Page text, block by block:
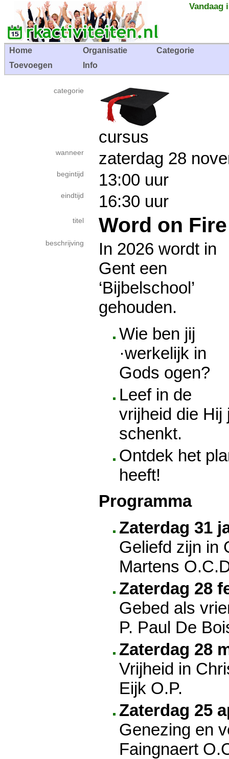
Vandaag
Home Organisatie
Categorie
Toevoegen
Info
categorie
cursus
wanneer zaterdag 28
begintijd 13:00 uur
eindtijd 16:30 uur
titel Word on
beschrijving
In 2026 wordt in
Gent een
‘Bijbelschool’
gehouden.
Wie ben jij
·werkelijk in
Gods ogen?
Leef in de
vrijheid die Hij
schenkt.
Ontdek het
heeft!
Programma
Zaterdag 31
Geliefd zijn in
Martens
Zaterdag 28
Gebed als
P. Paul De
Zaterdag 28
Vrijheid in
Eijk O.P.
Zaterdag 25
Genezing en
Faingnaert